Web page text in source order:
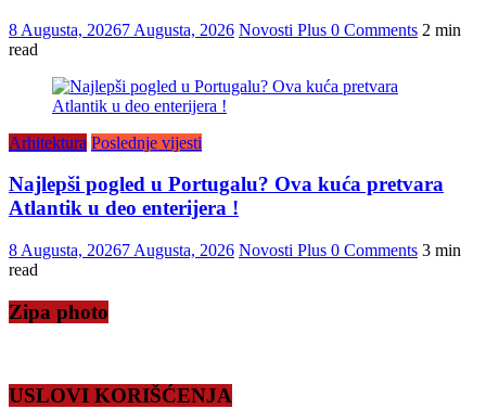
8 Augusta, 20267 Augusta, 2026 Novosti Plus 0 Comments 2 min
read
Arhitektura Poslednje vijesti
Najlepši pogled u Portugalu? Ova kuća pretvara
Atlantik u deo enterijera !
8 Augusta, 20267 Augusta, 2026 Novosti Plus 0 Comments 3 min
read
Zipa photo
USLOVI KORIŠĆENJA